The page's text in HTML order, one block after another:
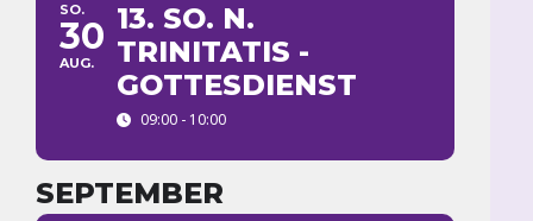
SO.
30
AUG.
13. SO. N.
TRINITATIS -
GOTTESDIENST
09:00 - 10:00
SEPTEMBER